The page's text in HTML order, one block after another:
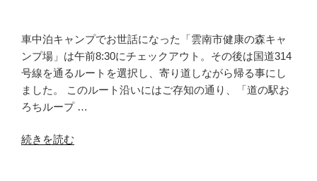
車中泊キャンプでお世話になった「雲南市健康の森キャ
ンプ場」は午前8:30にチェックアウト。その後は国道314
号線を通るルートを選択し、寄り道しながら帰る事にし
ました。 このルート沿いにはご存知の通り、「道の駅お
ろちループ …
“噂
続きを読む